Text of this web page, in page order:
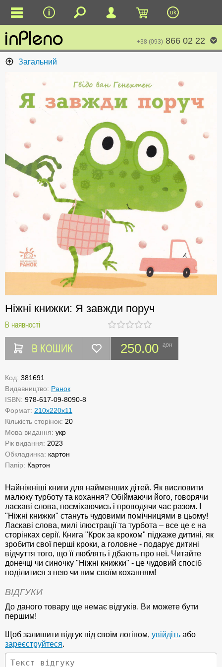
uk
+38 (093) 866 02 22
Загальний
Ніжні книжки: Я завжди поруч
В наявності
В КОШИК 250.00 грн
Код: 381691
Видавництво: Ранок
ISBN: 978-617-09-8090-8
Формат: 210х220х11
Кількість сторінок: 20
Мова видання: укр
Рік видання: 2023
Обкладинка: картон
Папір: Картон
Найніжніші книги для найменших дітей. Як висловити
малюку турботу та кохання? Обіймаючи його, говорячи
ласкаві слова, посміхаючись і проводячи час разом. І
"Ніжні книжки" стануть чудовими помічницями в цьому!
Ласкаві слова, милі ілюстрації та турбота – все це є на
сторінках серії. Книга "Крок за кроком" підкаже дитині, як
зробити свої перші кроки, а головне - подарує дитині
відчуття того, що її люблять і дбають про неї. Читайте
донечці чи синочку "Ніжні книжки" - це чудовий спосіб
поділитися з нею чи ним своїм коханням!
ВІДГУКИ
До даного товару ще немає відгуків. Ви можете бути
першим!
Щоб залишити відгук під своїм логіном, увійдіть або
зареєструйтеся.